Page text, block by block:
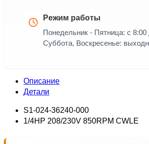
Режим работы
Понедельник - Пятница: с 8:00
Суббота, Воскресенье:
Описание
Детали
S1-024-36240-000
1/4HP 208/230V 850RPM CWLE